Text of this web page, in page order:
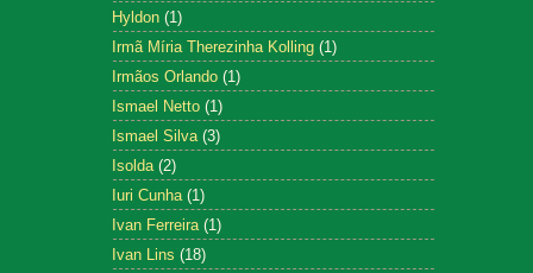
Hyldon (1)
Irmã Míria Therezinha Kolling (1)
Irmãos Orlando (1)
Ismael Netto (1)
Ismael Silva (3)
Isolda (2)
Iuri Cunha (1)
Ivan Ferreira (1)
Ivan Lins (18)